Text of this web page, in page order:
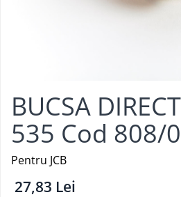
BUCSA
535 Cod 808/
Pentru JCB
27,83 Lei